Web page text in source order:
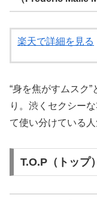
楽天で詳細を見る
“身を焦がすムスク
り。渋くセクシー
て使い分けている
T.O.P（トップ）